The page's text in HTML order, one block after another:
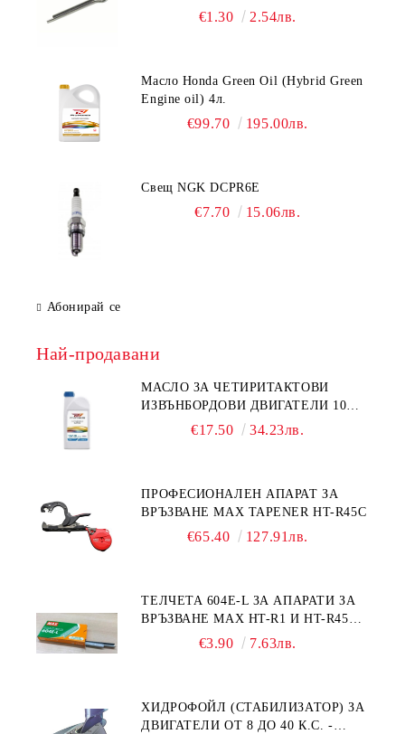
€1.30 2.54лв.
Масло Honda Green Oil (Hybrid Green
Engine oil) 4л.
€99.70 195.00лв.
Свещ NGK DCPR6E
€7.70 15.06лв.
Абонирай се
Най-продавани
МАСЛО ЗА ЧЕТИРИТАКТОВИ
ИЗВЪНБОРДОВИ ДВИГАТЕЛИ 10W-
30 HONDA MARINE 08221-999-
€17.50 34.23лв.
ПРОФЕСИОНАЛЕН АПАРАТ ЗА
ВРЪЗВАНЕ MAX TAPENER HT-R45C
€65.40 127.91лв.
ТЕЛЧЕТА 604E-L ЗА АПАРАТИ ЗА
ВРЪЗВАНЕ MAX HT-R1 И HT-R45C
€3.90 7.63лв.
ХИДРОФОЙЛ (СТАБИЛИЗАТОР) ЗА
ДВИГАТЕЛИ ОТ 8 ДО 40 К.С. -